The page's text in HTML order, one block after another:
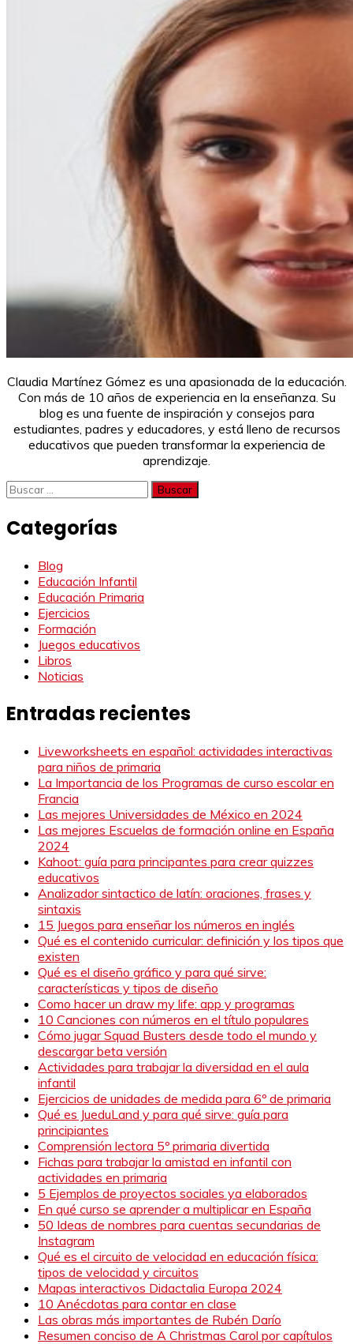
Claudia Martínez Gómez es una apasionada de la educación.
Con más de 10 años de experiencia en la enseñanza. Su
blog es una fuente de inspiración y consejos para
estudiantes, padres y educadores, y está lleno de recursos
educativos que pueden transformar la experiencia de
aprendizaje.
Buscar:
Categorías
Blog
Educación Infantil
Educación Primaria
Ejercicios
Formación
Juegos educativos
Libros
Noticias
Entradas recientes
Liveworksheets en español: actividades interactivas
para niños de primaria
La Importancia de los Programas de curso escolar en
Francia
Las mejores Universidades de México en 2024
Las mejores Escuelas de formación online en España
2024
Kahoot: guía para principantes para crear quizzes
educativos
Analizador sintactico de latín: oraciones, frases y
sintaxis
15 Juegos para enseñar los números en inglés
Qué es el contenido curricular: definición y los tipos que
existen
Qué es el diseño gráfico y para qué sirve:
características y tipos de diseño
Como hacer un draw my life: app y programas
10 Canciones con números en el título populares
Cómo jugar Squad Busters desde todo el mundo y
descargar beta versión
Actividades para trabajar la diversidad en el aula
infantil
Ejercicios de unidades de medida para 6º de primaria
Qué es JueduLand y para qué sirve: guía para
principiantes
Comprensión lectora 5º primaria divertida
Fichas para trabajar la amistad en infantil con
actividades en primaria
5 Ejemplos de proyectos sociales ya elaborados
En qué curso se aprender a multiplicar en España
50 Ideas de nombres para cuentas secundarias de
Instagram
Qué es el circuito de velocidad en educación física:
tipos de velocidad y circuitos
Mapas interactivos Didactalia Europa 2024
10 Anécdotas para contar en clase
Las obras más importantes de Rubén Darío
Resumen conciso de A Christmas Carol por capítulos